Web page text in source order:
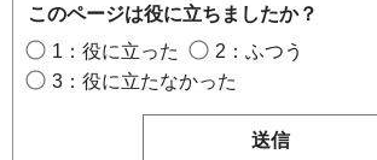
このページは役に立ちましたか？
1：役に立った
2：ふつう
3：役に立たなかった